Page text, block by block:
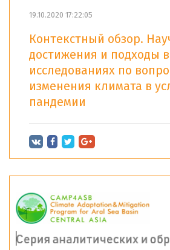
19.10.2020 17:22:05
Контекстный обзор.
достижения и подходы в
исследованиях по
изменения климата в
пандемии